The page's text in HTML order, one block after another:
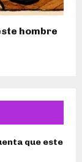
hombre
que este